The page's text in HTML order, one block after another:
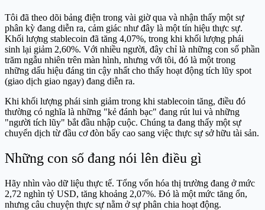
Tôi đã theo dõi bảng điện trong vài giờ qua và nhận thấy một sự
phân kỳ đang diễn ra, cảm giác như đây là một tín hiệu thực sự.
Khối lượng stablecoin đã tăng 4,07%, trong khi khối lượng phái
sinh lại giảm 2,60%. Với nhiều người, đây chỉ là những con số phần
trăm ngẫu nhiên trên màn hình, nhưng với tôi, đó là một trong
những dấu hiệu đáng tin cậy nhất cho thấy hoạt động tích lũy spot
(giao dịch giao ngay) đang diễn ra.
Khi khối lượng phái sinh giảm trong khi stablecoin tăng, điều đó
thường có nghĩa là những "kẻ đánh bạc" đang rút lui và những
"người tích lũy" bắt đầu nhập cuộc. Chúng ta đang thấy một sự
chuyển dịch từ đầu cơ đòn bẩy cao sang việc thực sự sở hữu tài sản.
Những con số đang nói lên điều gì
Hãy nhìn vào dữ liệu thực tế. Tổng vốn hóa thị trường đang ở mức
2,72 nghìn tỷ USD, tăng khoảng 2,07%. Đó là một mức tăng ổn,
nhưng câu chuyện thực sự nằm ở sự phân chia hoạt động.